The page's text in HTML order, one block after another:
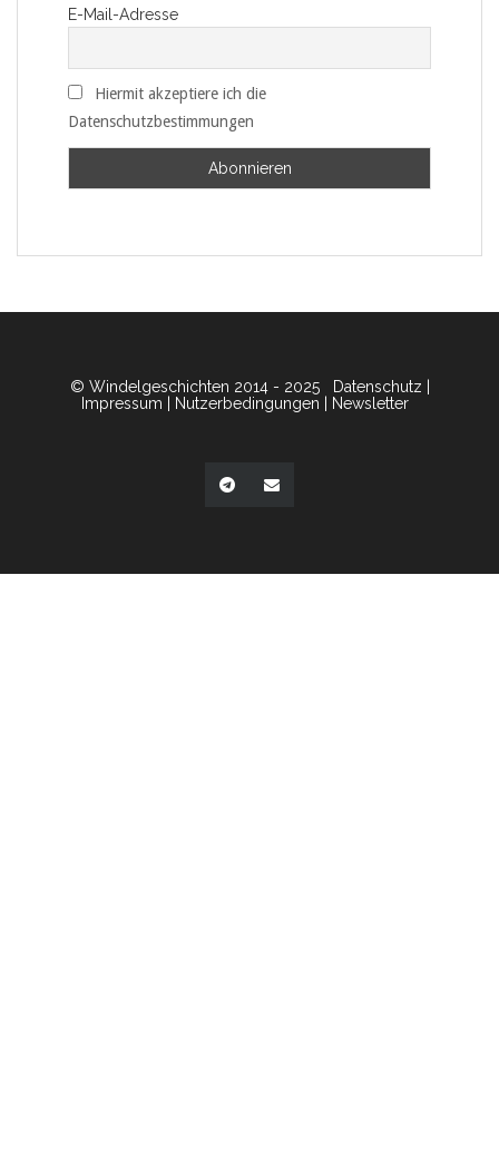
E-Mail-Adresse
Hiermit akzeptiere ich die
Datenschutzbestimmungen
© Windelgeschichten 2014 - 2025 Datenschutz
Impressum
Nutzerbedingungen Newsletter